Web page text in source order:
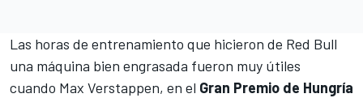
Las horas de entrenamiento que hicieron de Red Bull
una máquina bien engrasada fueron muy útiles
cuando Max Verstappen, en el Gran Premio de Hungría